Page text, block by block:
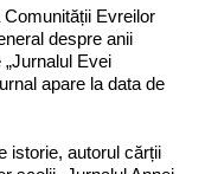
Evreilor
despre anii
Evei
apare la data de
istorie, autorul cărții